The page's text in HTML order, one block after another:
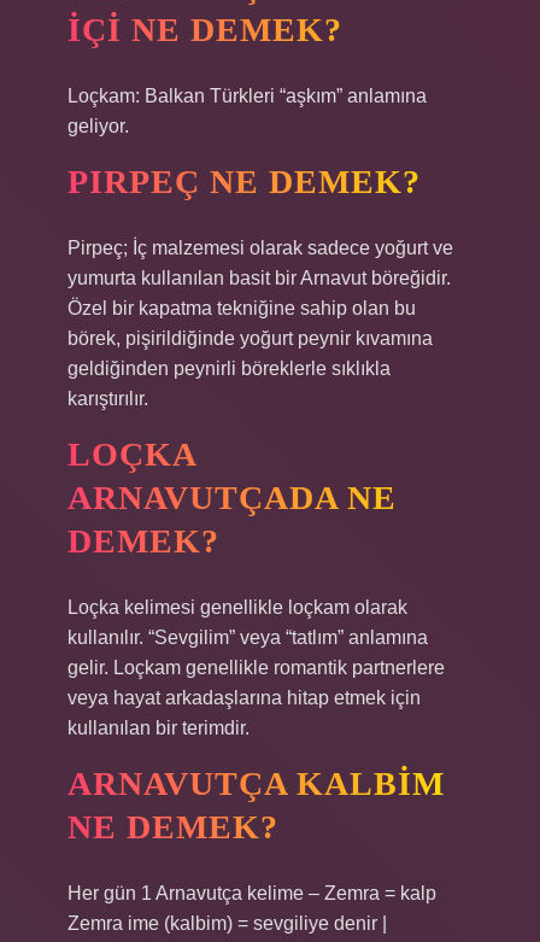
IÇI NE DEMEK?
Loçkam: Balkan Türkleri “aşkım” anlamına
geliyor.
PIRPEÇ NE DEMEK?
Pirpeç; İç malzemesi olarak sadece yoğurt ve
yumurta kullanılan basit bir Arnavut böreğidir.
Özel bir kapatma tekniğine sahip olan bu
börek, pişirildiğinde yoğurt peynir kıvamına
geldiğinden peynirli böreklerle sıklıkla
karıştırılır.
LOÇKA
ARNAVUTÇADA NE
DEMEK?
Loçka kelimesi genellikle loçkam olarak
kullanılır. “Sevgilim” veya “tatlım” anlamına
gelir. Loçkam genellikle romantik partnerlere
veya hayat arkadaşlarına hitap etmek için
kullanılan bir terimdir.
ARNAVUTÇA KALBIM
NE DEMEK?
Her gün 1 Arnavutça kelime – Zemra = kalp
Zemra ime (kalbim) = sevgiliye denir |